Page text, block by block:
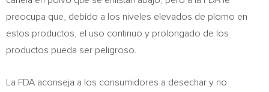
preocupa que, debido a los niveles elevados de plomo en
estos productos, el uso continuo y prolongado de los
productos pueda ser peligroso.
La FDA aconseja a los consumidores a desechar y no